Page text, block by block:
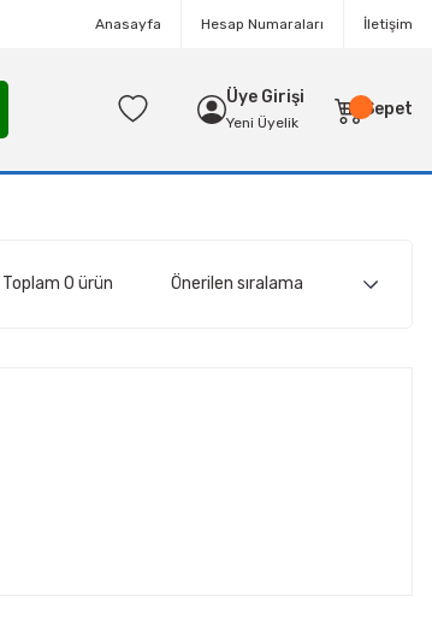
Anasayfa Hesap Numaraları İletişim
Üye Girişi
Yeni Üyelik
Sepet
Toplam 0 ürün